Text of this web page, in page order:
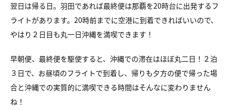
翌日は帰る日。羽田であれば最終便は那覇を20時台に出発するフ
ライトがあります。20時前までに空港に到着できればいいので、
やはり２日目も丸一日沖縄を満喫できます！
早朝便、最終便を駆使すると、沖縄での滞在はほぼ丸二日！２泊
３日で、お昼頃のフライトで到着し、帰りも夕方の便で帰った場
合と沖縄での実質的に満喫できる時間はそんなに変わりません
ね！